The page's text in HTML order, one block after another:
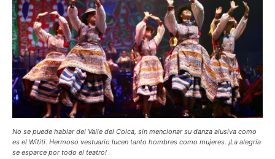
No se puede hablar del Valle del Colca, sin mencionar su danza alusiva como
es el Wititi. Hermoso vestuario lucen tanto hombres como mujeres. ¡La alegría
se esparce por todo el teatro!